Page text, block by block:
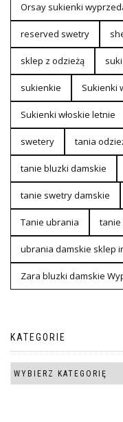
Orsay sukienki
reserved swetry
sklep z odzieżą
sukienkie Sukienki
Sukienki włoskie letnie
swetery tania
tanie bluzki damskie
tanie swetry damskie
Tanie ubrania tanie
ubrania damskie sklep
Zara bluzki damskie
KATEGORIE